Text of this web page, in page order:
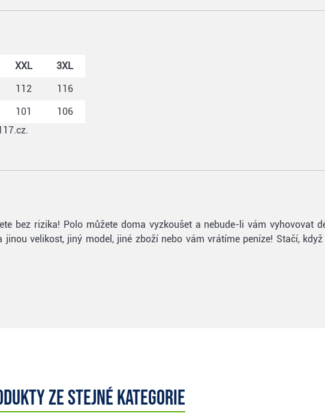
XXL
3XL
112
116
101
106
bez rizika! Polo můžete doma vyzkoušet a nebude-li vám vyhovovat
velikost, jiný model, jiné zboží nebo vám vrátíme peníze! Stačí, když
ze stejné kategorie